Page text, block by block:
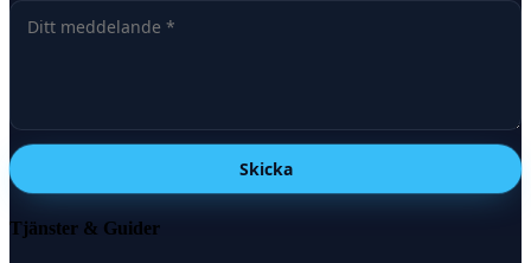
Skicka
Tjänster & Guider